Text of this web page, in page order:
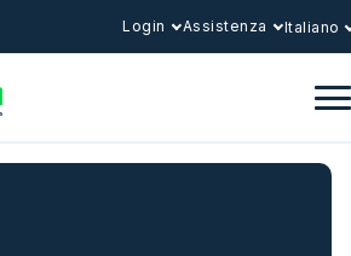
Login Assistenza Italiano